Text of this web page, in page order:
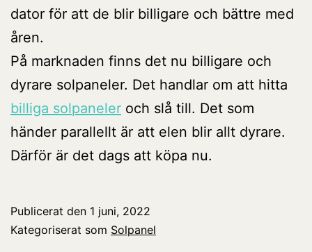
dator för att de blir billigare och bättre med
åren.
På marknaden finns det nu billigare och
dyrare solpaneler. Det handlar om att hitta
billiga solpaneler och slå till. Det som
händer parallellt är att elen blir allt dyrare.
Därför är det dags att köpa nu.
Publicerat den 1 juni, 2022
Kategoriserat som Solpanel